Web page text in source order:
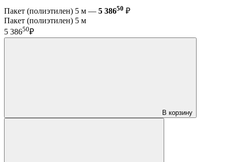
Пакет (полиэтилен) 5 м — 5 38650 ₽
Пакет (полиэтилен) 5 м
5 38650₽
В корзину